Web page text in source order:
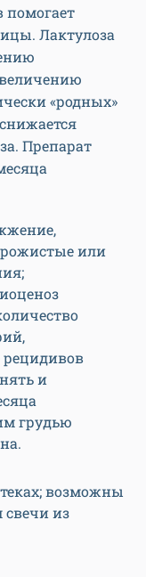
помогает
Лактулоза
«родных»
Препарат
или
рецидивов
и
грудью
возможны
свечи из